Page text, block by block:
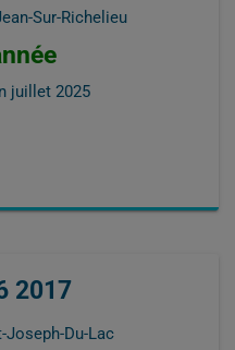
Sur-Richelieu
juillet 2025
2017
Joseph-Du-Lac